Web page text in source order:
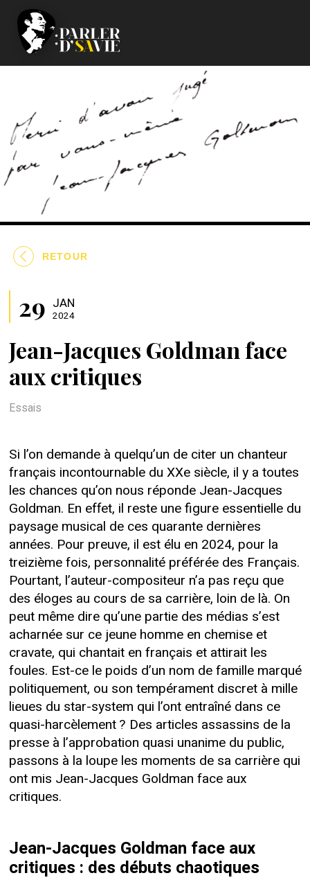
RETOUR
Jean-Jacques Goldman face
aux critiques
29 JAN
2024
Essais
Si l’on demande à quelqu’un de citer un chanteur
français incontournable du XXe siècle, il y a toutes
les chances qu’on nous réponde Jean-Jacques
Goldman. En effet, il reste une figure essentielle du
paysage musical de ces quarante dernières
années. Pour preuve, il est élu en 2024, pour la
treizième fois, personnalité préférée des Français.
Pourtant, l’auteur-compositeur n’a pas reçu que
des éloges au cours de sa carrière, loin de là. On
peut même dire qu’une partie des médias s’est
acharnée sur ce jeune homme en chemise et
cravate, qui chantait en français et attirait les
foules. Est-ce le poids d’un nom de famille marqué
politiquement, ou son tempérament discret à mille
lieues du star-system qui l’ont entraîné dans ce
quasi-harcèlement ? Des articles assassins de la
presse à l’approbation quasi unanime du public,
passons à la loupe les moments de sa carrière qui
ont mis Jean-Jacques Goldman face aux
critiques.
Jean-Jacques Goldman face aux
critiques : des débuts chaotiques